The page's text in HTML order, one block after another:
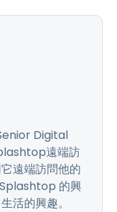
Digital
遠端訪
遠端訪問他的
的興
活的興趣。